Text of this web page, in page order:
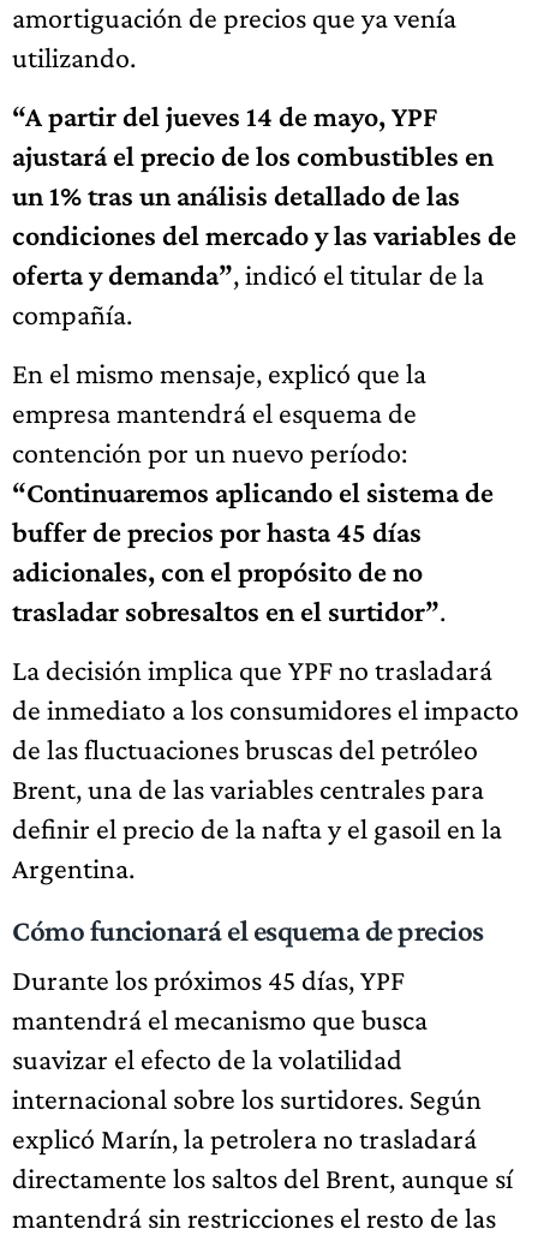
amortiguación de precios que ya venía
utilizando.
“A partir del jueves 14 de mayo, YPF
ajustará el precio de los combustibles en
un 1% tras un análisis detallado de las
condiciones del mercado y las variables de
oferta y demanda”, indicó el titular de la
compañía.
En el mismo mensaje, explicó que la
empresa mantendrá el esquema de
contención por un nuevo período:
“Continuaremos aplicando el sistema de
buffer de precios por hasta 45 días
adicionales, con el propósito de no
trasladar sobresaltos en el surtidor”.
La decisión implica que YPF no trasladará
de inmediato a los consumidores el impacto
de las fluctuaciones bruscas del petróleo
Brent, una de las variables centrales para
definir el precio de la nafta y el gasoil en la
Argentina.
Cómo funcionará el esquema de precios
Durante los próximos 45 días, YPF
mantendrá el mecanismo que busca
suavizar el efecto de la volatilidad
internacional sobre los surtidores. Según
explicó Marín, la petrolera no trasladará
directamente los saltos del Brent, aunque sí
mantendrá sin restricciones el resto de las